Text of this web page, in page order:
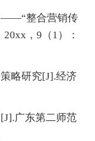
整合营销传
，9（1）：
略研究[J].经济
广东第二师范